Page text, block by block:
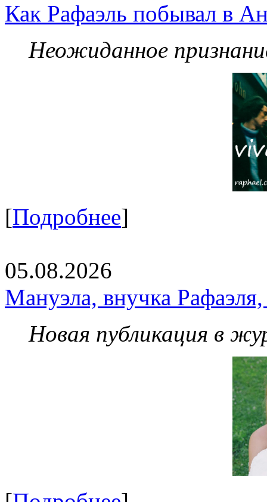
Как Рафаэль побывал в
Неожиданное
[Подробнее]
05.08.2026
Мануэла, внучка
Новая публикация в